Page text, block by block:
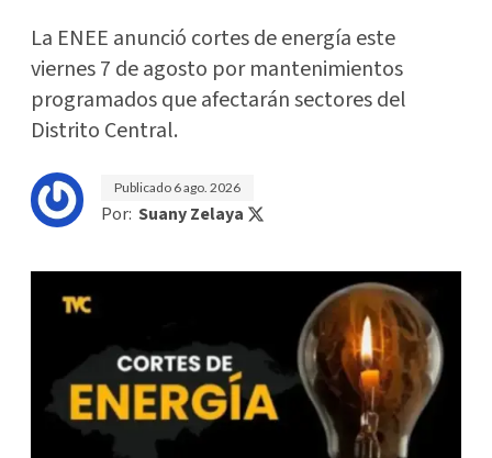
La ENEE anunció cortes de energía este
viernes 7 de agosto por mantenimientos
programados que afectarán sectores del
Distrito Central.
Publicado 6 ago. 2026
Por: Suany Zelaya